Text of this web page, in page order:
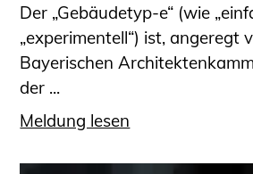
Der „Gebäudetyp-e“ (wie
„experimentell“) ist, angeregt
Bayerischen
der ...
Meldung lesen